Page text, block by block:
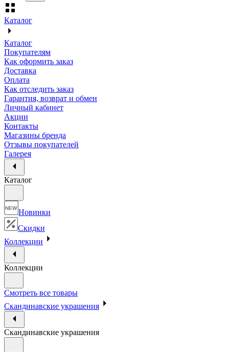
Каталог
Каталог
Покупателям
Как оформить заказ
Доставка
Оплата
Как отследить заказ
Гарантия, возврат и обмен
Личный кабинет
Акции
Контакты
Магазины бренда
Отзывы покупателей
Галерея
Каталог
NEW Новинки
Скидки
Коллекции
Коллекции
Смотреть все товары
Скандинавские украшения
Скандинавские украшения